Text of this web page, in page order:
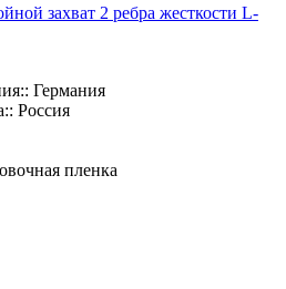
захват 2 ребра жесткости L-
Германия
Россия
пленка